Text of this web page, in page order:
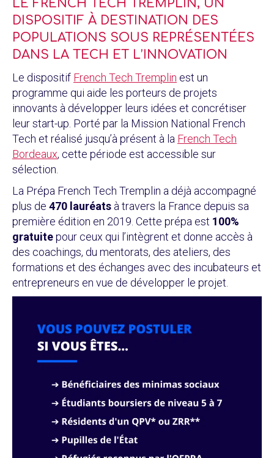
LE FRENCH TECH TREMPLIN, UN
DISPOSITIF À DESTINATION DES
POPULATIONS SOUS REPRÉSENTÉES
DANS LA TECH ET L’INNOVATION
Le dispositif French Tech Tremplin est un
programme qui aide les porteurs de projets
innovants à développer leurs idées et concrétiser
leur start-up. Porté par la Mission National French
Tech et réalisé jusqu’à présent à la French Tech
Bordeaux, cette période est accessible sur
sélection.
La Prépa French Tech Tremplin a déjà accompagné
plus de 470 lauréats à travers la France depuis sa
première édition en 2019. Cette prépa est 100%
gratuitepour ceux qui l’intègrent et donne accès à
des coachings, du mentorats, des ateliers, des
formations et des échanges avec des incubateurs et
entrepreneurs en vue de développer le projet.